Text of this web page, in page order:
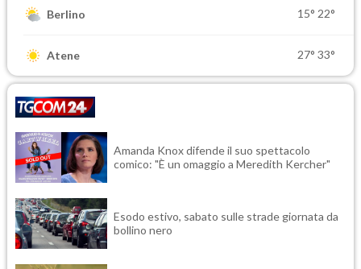
Berlino 15° 22°
Atene 27° 33°
Amanda Knox difende il suo spettacolo
comico: "È un omaggio a Meredith Kercher"
Esodo estivo, sabato sulle strade giornata da
bollino nero